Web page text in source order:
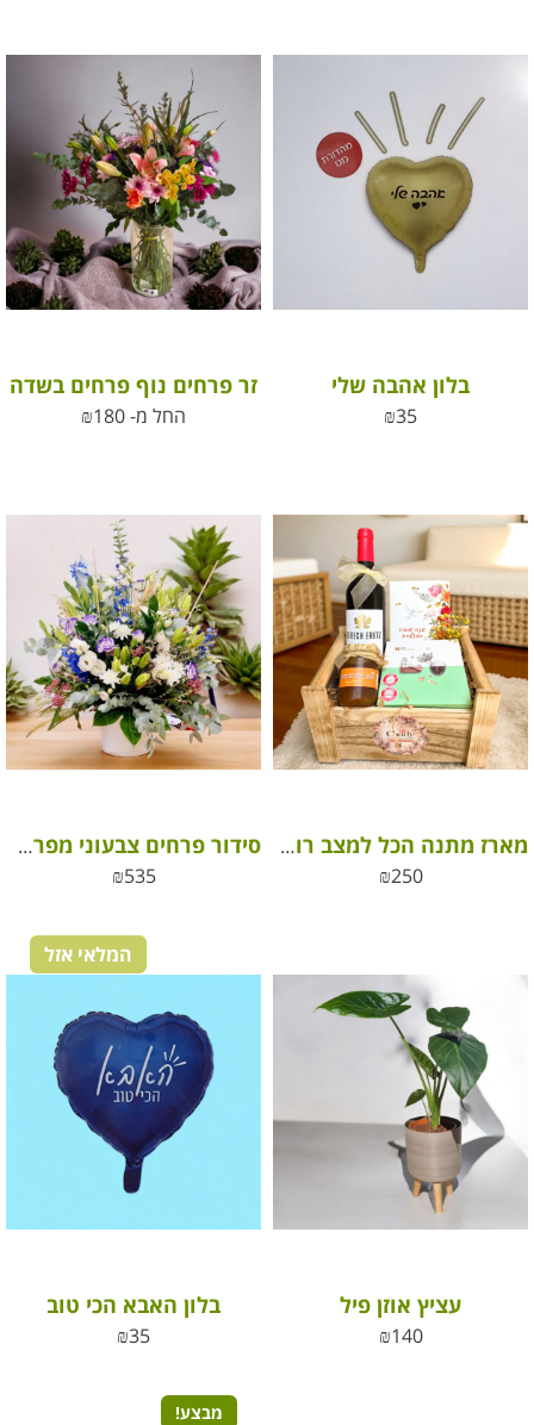
בלון אהבה שלי
₪35
זר פרחים נוף פרחים בשדה
החל מ- ₪180
מארז מתנה הכל למצב רוח טוב
₪250
סידור פרחים צבעוני מפרחי בר
₪535
עציץ אוזן פיל
₪140
המלאי אזל
בלון האבא הכי טוב
₪35
מבצע!